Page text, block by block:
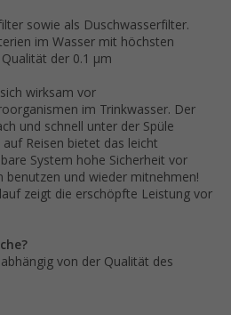
sowie als Duschwasserfilter.
im Wasser mit höchsten
der 0.1 µm
wirksam vor
im Trinkwasser. Der
und schnell unter der Spüle
Reisen bietet das leicht
System hohe Sicherheit vor
benutzen und wieder mitnehmen!
zeigt die erschöpfte Leistung vor
von der Qualität des